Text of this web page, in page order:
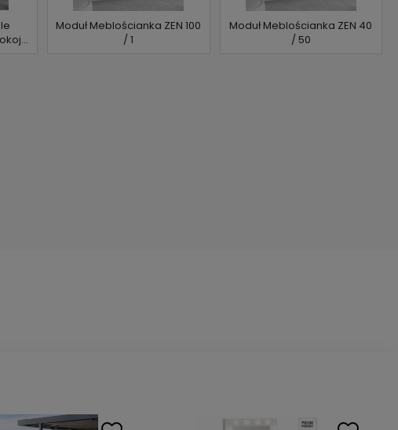
Moduł Meblościanka ZEN 100
/ 1
Moduł Meblościanka ZEN 40
/ 50